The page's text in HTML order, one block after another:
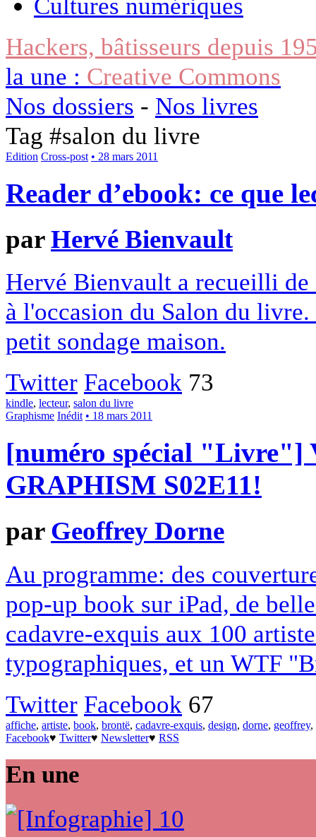
Hackers, bâtisseurs depuis
la une : Creative Commons
Nos dossiers - Nos livres
Tag #salon du livre
Edition Cross-post • 28 mars 2011
Reader d’ebook: ce que
parHervé Bienvault
Hervé Bienvault a recueilli
à l'occasion du Salon du
petit sondage maison.
Twitter Facebook 73
kindle, lecteur, salon du livre
Graphisme Inédit • 18 mars 2011
[numéro spécial "Livre"]
GRAPHISM S02E11!
par Geoffrey Dorne
Au programme: des
pop-up book sur iPad, de
cadavre-exquis aux 100
typographiques, et un WTF
Twitter Facebook 67
affiche, artiste, book, brontë, cadavre-exquis, design, dorne, geoffrey,
Facebook♥ Twitter♥ Newsletter♥ RSS
En une